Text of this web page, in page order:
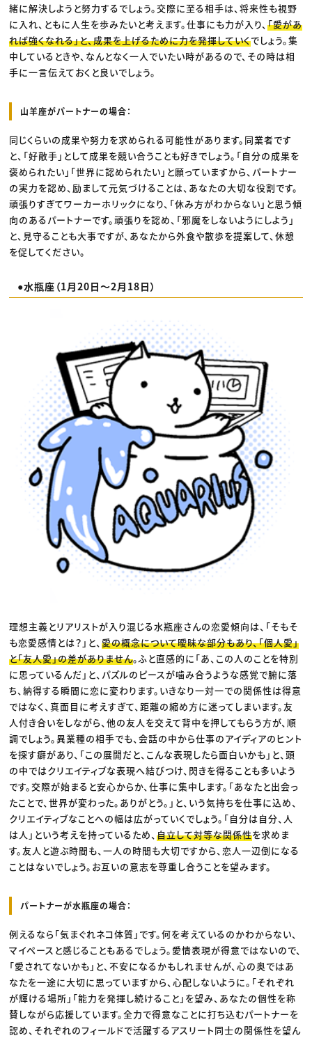
緒に解決しようと努力するでしょう。交際に至る相手は、将来性も視野
に入れ、ともに人生を歩みたいと考えます。仕事にも力が入り、「愛があ
れば強くなれる」と、成果を上げるために力を発揮していくでしょう。集
中しているときや、なんとなく一人でいたい時があるので、その時は相
手に一言伝えておくと良いでしょう。
山羊座がパートナーの場合：
同じくらいの成果や努力を求められる可能性があります。同業者です
と、「好敵手」として成果を競い合うことも好きでしょう。「自分の成果を
褒められたい」「世界に認められたい」と願っていますから、パートナー
の実力を認め、励まして元気づけることは、あなたの大切な役割です。
頑張りすぎてワーカーホリックになり、「休み方がわからない」と思う傾
向のあるパートナーです。頑張りを認め、「邪魔をしないようにしよう」
と、見守ることも大事ですが、あなたから外食や散歩を提案して、休憩
を促してください。
●水瓶座（1月20日〜2月18日）
理想主義とリアリストが入り混じる水瓶座さんの恋愛傾向は、「そもそ
も恋愛感情とは？」と、愛の概念について曖昧な部分もあり、「個人愛」
と「友人愛」の差がありません。ふと直感的に「あ、この人のことを特別
に思っているんだ」と、パズルのピースが噛み合うような感覚で腑に落
ち、納得する瞬間に恋に変わります。いきなり一対一での関係性は得意
ではなく、真面目に考えすぎて、距離の縮め方に迷ってしまいます。友
人付き合いをしながら、他の友人を交えて背中を押してもらう方が、順
調でしょう。異業種の相手でも、会話の中から仕事のアイディアのヒント
を探す癖があり、「この展開だと、こんな表現したら面白いかも」と、頭
の中ではクリエイティブな表現へ結びつけ、閃きを得ることも多いよう
です。交際が始まると安心からか、仕事に集中します。「あなたと出会っ
たことで、世界が変わった。ありがとう。」と、いう気持ちを仕事に込め、
クリエイティブなことへの幅は広がっていくでしょう。「自分は自分、人
は人」という考えを持っているため、自立して対等な関係性を求めま
す。友人と遊ぶ時間も、一人の時間も大切ですから、恋人一辺倒になる
ことはないでしょう。お互いの意志を尊重し合うことを望みます。
パートナーが水瓶座の場合：
例えるなら「気まぐれネコ体質」です。何を考えているのかわからない、
マイペースと感じることもあるでしょう。愛情表現が得意ではないので、
「愛されてないかも」と、不安になるかもしれませんが、心の奥ではあ
なたを一途に大切に思っていますから、心配しないように。「それぞれ
が輝ける場所」「能力を発揮し続けること」を望み、あなたの個性を称
賛しながら応援しています。全力で得意なことに打ち込むパートナーを
認め、それぞれのフィールドで活躍するアスリート同士の関係性を望ん